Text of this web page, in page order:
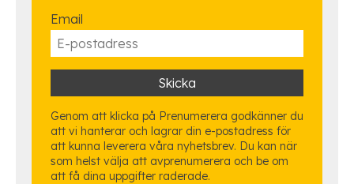
Email
Genom att klicka på Prenumerera godkänner du
att vi hanterar och lagrar din e-postadress för
att kunna leverera våra nyhetsbrev. Du kan när
som helst välja att avprenumerera och be om
att få dina uppgifter raderade.